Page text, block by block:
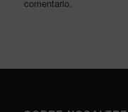
comentario.